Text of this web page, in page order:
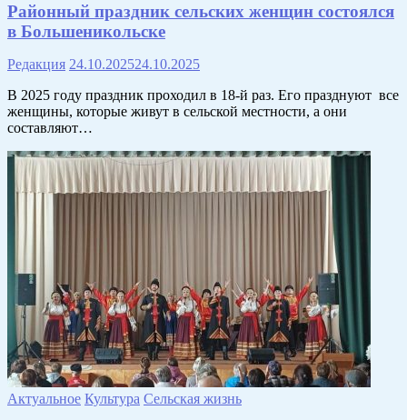
Районный праздник сельских женщин состоялся
в Большеникольске
Редакция 24.10.202524.10.2025
В 2025 году праздник проходил в 18-й раз. Его празднуют все
женщины, которые живут в сельской местности, а они
составляют…
Актуальное Культура Сельская жизнь